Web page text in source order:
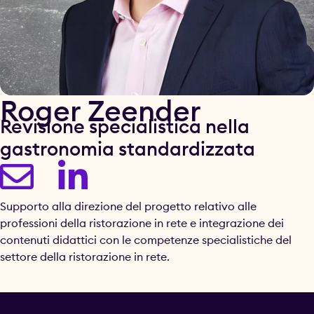
Roger Zeender
Revisione specialistica nella
gastronomia standardizzata
Supporto alla direzione del progetto relativo alle
professioni della ristorazione in rete e integrazione dei
contenuti didattici con le competenze specialistiche del
settore della ristorazione in rete.